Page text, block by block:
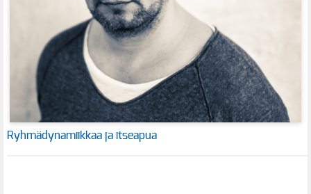
Ryhmädynamiikkaa ja itseapua